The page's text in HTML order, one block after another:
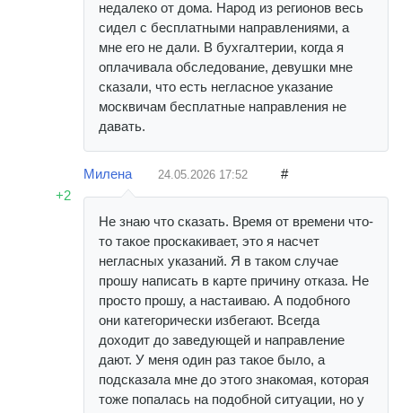
недалеко от дома. Народ из регионов весь
сидел с бесплатными направлениями, а
мне его не дали. В бухгалтерии, когда я
оплачивала обследование, девушки мне
сказали, что есть негласное указание
москвичам бесплатные направления не
давать.
+2
Милена 24.05.2026 17:52 #
Не знаю что сказать. Время от времени что-
то такое проскакивает, это я насчет
негласных указаний. Я в таком случае
прошу написать в карте причину отказа. Не
просто прошу, а настаиваю. А подобного
они категорически избегают. Всегда
доходит до заведующей и направление
дают. У меня один раз такое было, а
подсказала мне до этого знакомая, которая
тоже попалась на подобной ситуации, но у